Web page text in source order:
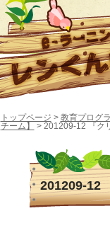
トップページ > 教育プログ
チーム】
> 201209-12 『ク
201209-12